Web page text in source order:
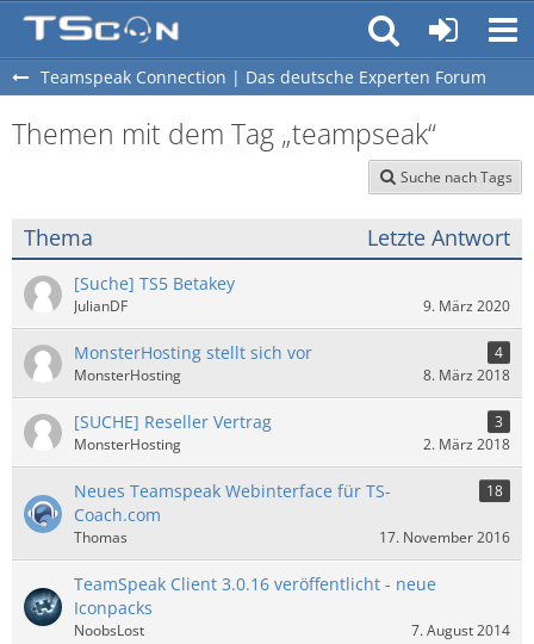
Teamspeak Connection | Das deutsche Experten Forum
Themen mit dem Tag „teampseak“
Suche nach Tags
Thema Letzte Antwort
[Suche] TS5 Betakey
JulianDF 9. März 2020
MonsterHosting stellt sich vor
4
MonsterHosting
8. März 2018
[SUCHE] Reseller Vertrag
3
MonsterHosting
2. März 2018
Neues Teamspeak Webinterface für TS-
Coach.com
18
Thomas 17. November 2016
TeamSpeak Client 3.0.16 veröffentlicht - neue
Iconpacks
NoobsLost 7. August 2014